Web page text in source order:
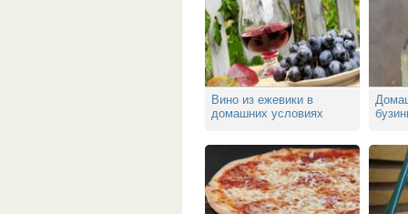
Вино из ежевики в
домашних условиях